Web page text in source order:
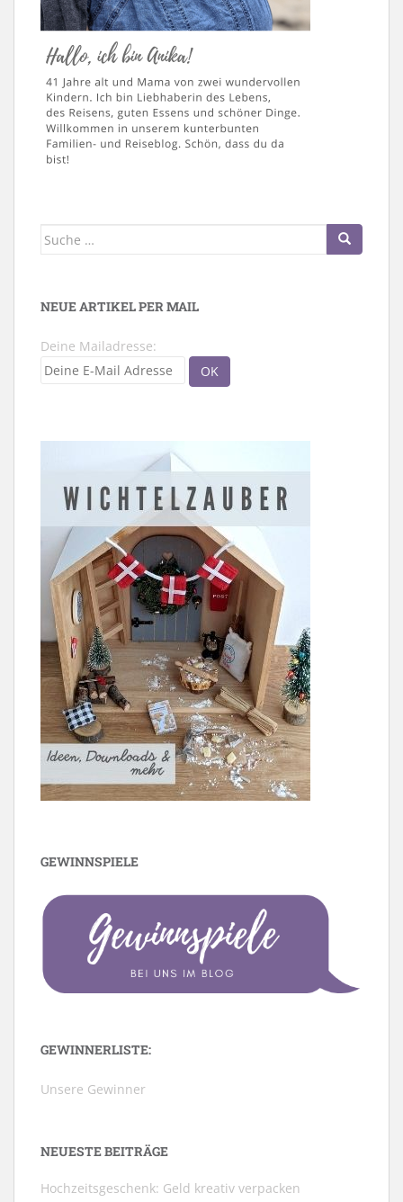
Suche
NEUE ARTIKEL PER MAIL
Deine Mailadresse:
GEWINNSPIELE
GEWINNERLISTE:
Unsere Gewinner
NEUESTE BEITRÄGE
Hochzeitsgeschenk: Geld kreativ verpacken